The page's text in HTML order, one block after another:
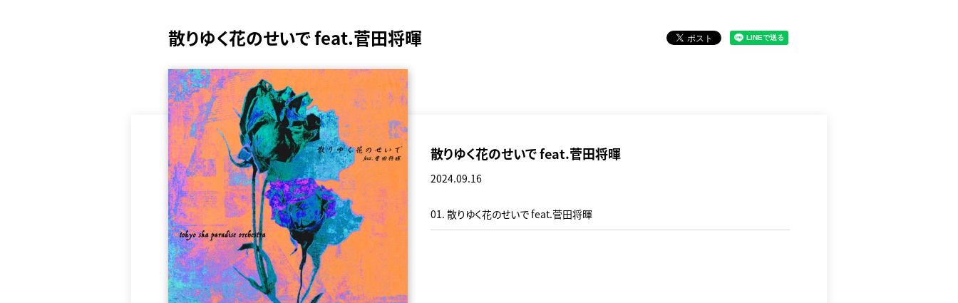
散りゆく花のせいで feat.菅田将暉
散りゆく花のせいで feat.菅田将暉
2024.09.16
01. 散りゆく花のせいで feat.菅田将暉